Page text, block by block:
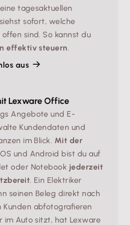
tagesaktuellen
sofort, welche
sind. So kannst du
effektiv steuern
aus
Lexware Office
Angebote und E-
Kundendaten und
im Blick. Mit der
und Android bist du auf
oder Notebook jederzeit
. Ein Elektriker
seinen Beleg direkt nach
abfotografieren
im Auto sitzt, hat Lexware